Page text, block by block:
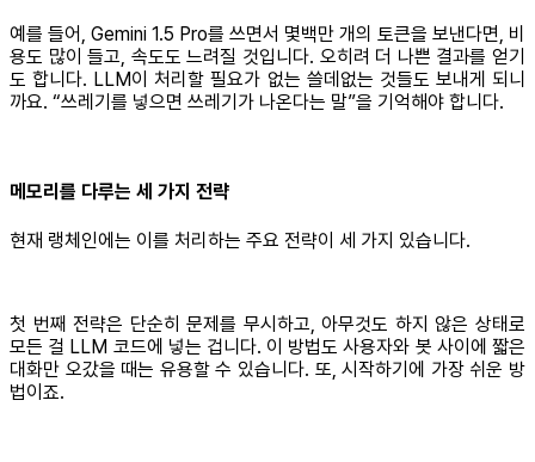
예를 들어, Gemini 1.5 Pro를 쓰면서 몇백만 개의 토큰을 보낸다면, 비
용도 많이 들고, 속도도 느려질 것입니다. 오히려 더 나쁜 결과를 얻기
도 합니다. LLM이 처리할 필요가 없는 쓸데없는 것들도 보내게 되니
까요. “쓰레기를 넣으면 쓰레기가 나온다는 말”을 기억해야 합니다.
메모리를 다루는 세 가지 전략
현재 랭체인에는 이를 처리하는 주요 전략이 세 가지 있습니다.
첫 번째 전략은 단순히 문제를 무시하고, 아무것도 하지 않은 상태로
모든 걸 LLM 코드에 넣는 겁니다. 이 방법도 사용자와 봇 사이에 짧은
대화만 오갔을 때는 유용할 수 있습니다. 또, 시작하기에 가장 쉬운 방
법이죠.